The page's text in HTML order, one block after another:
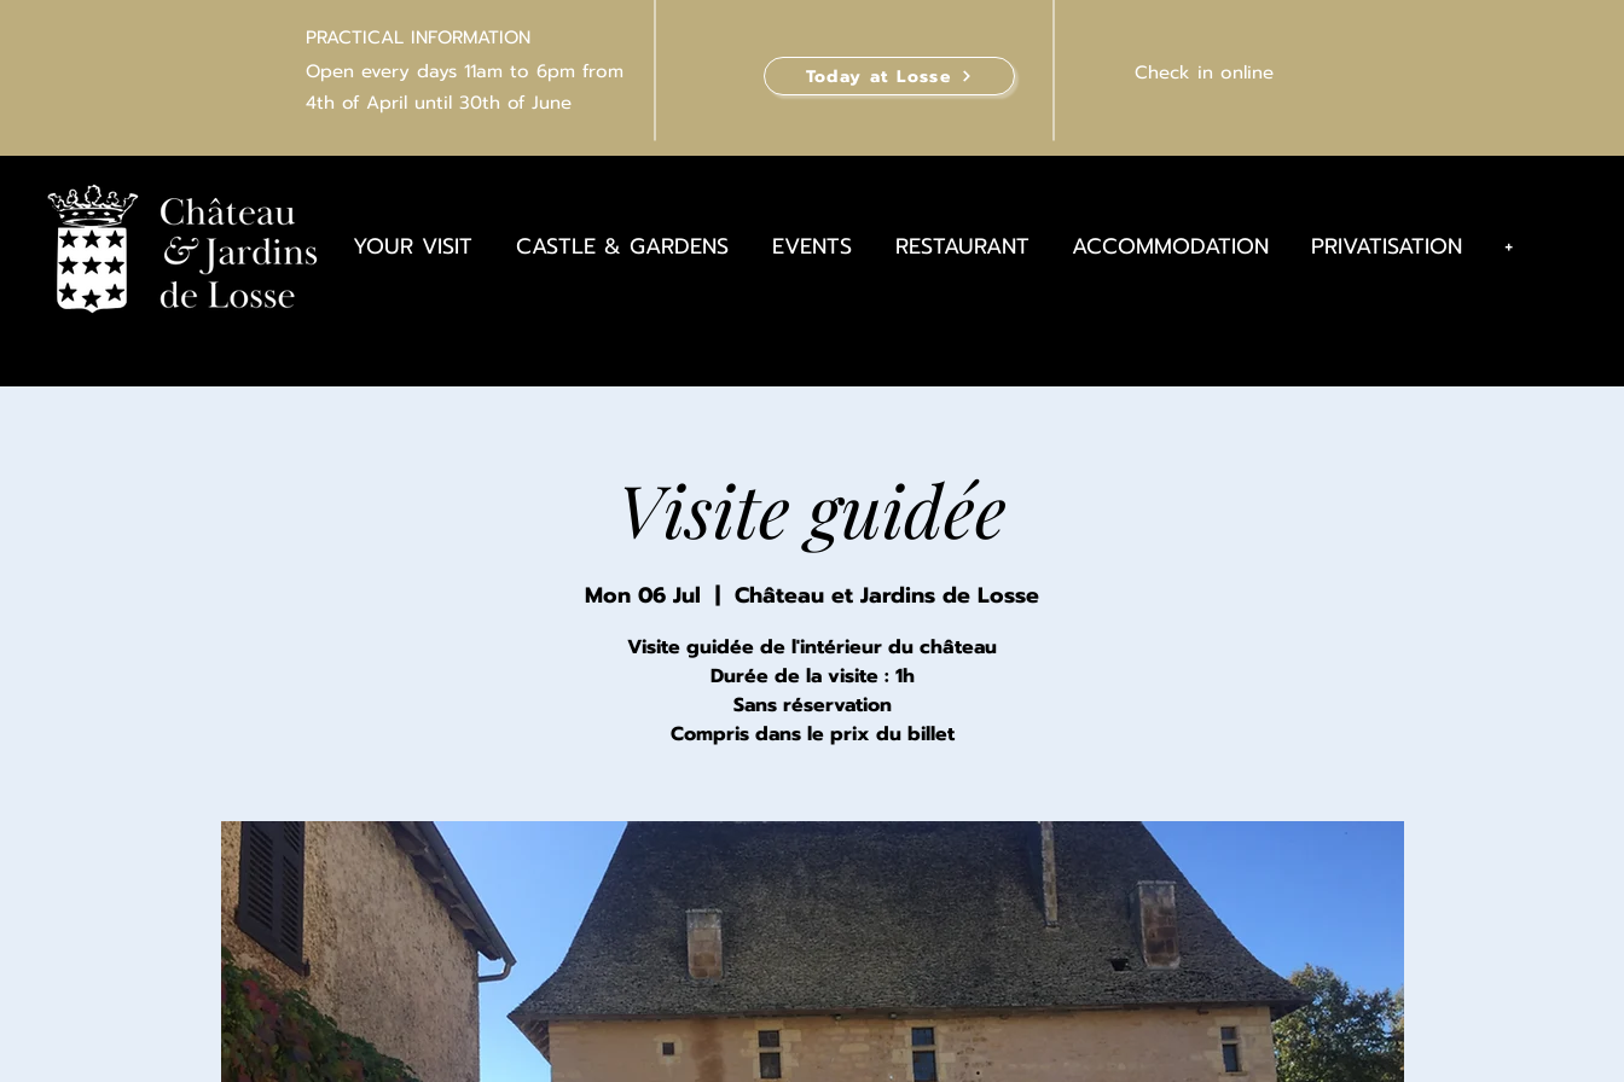
PRACTICAL INFORMATION
Open every days 11am to 6pm from
4th of April until 30th of June
Today at Losse Check in online
YOUR VISIT CASTLE & GARDENS EVENTS RESTAURANT ACCOMMODATION PRIVATISATION +
Visite guidée
Mon 06 Jul
  |
Château et Jardins de Losse
Visite guidée de l'intérieur du château
Durée de la visite : 1h
Sans réservation
Compris dans le prix du billet